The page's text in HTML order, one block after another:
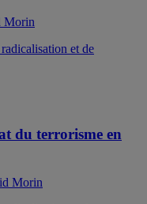
Morin
du terrorisme en
Morin